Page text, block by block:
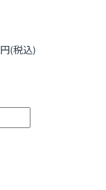
円(税込)